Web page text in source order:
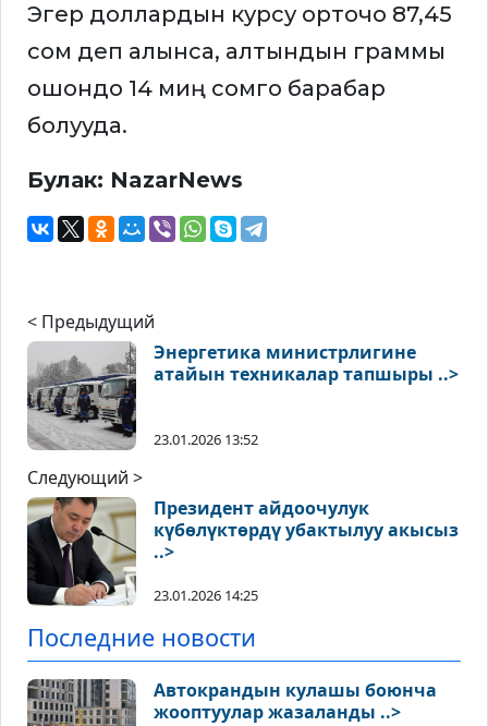
Эгер доллардын курсу орточо 87,45
сом деп алынса, алтындын граммы
ошондо 14 миң сомго барабар
болууда.
Булак: NazarNews
< Предыдущий
Энергетика министрлигине
атайын техникалар тапшыры ..>
23.01.2026 13:52
Следующий >
Президент айдоочулук
күбөлүктөрдү убактылуу акысыз
..>
23.01.2026 14:25
Последние новости
Автокрандын кулашы боюнча
жооптуулар жазаланды ..>